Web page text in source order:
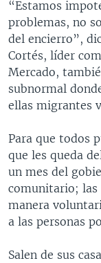
“Estamos
problemas, no
del encierro”,
Cortés, líder
Mercado,
subnormal
ellas migrantes
Para que todos
que les queda
un mes del
comunitario; las
manera
a las personas
Salen de sus